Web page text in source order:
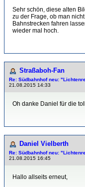
Sehr schön, diese alten
zu der Frage, ob man
Bahnstrecken fahren
wieder mal hoch.
Straßaboh-Fan
Re: Südbahnhof neu:
21.08.2015 14:33
Oh danke Daniel für die
Daniel Vielberth
Re: Südbahnhof neu:
21.08.2015 16:45
Hallo allseits erneut,